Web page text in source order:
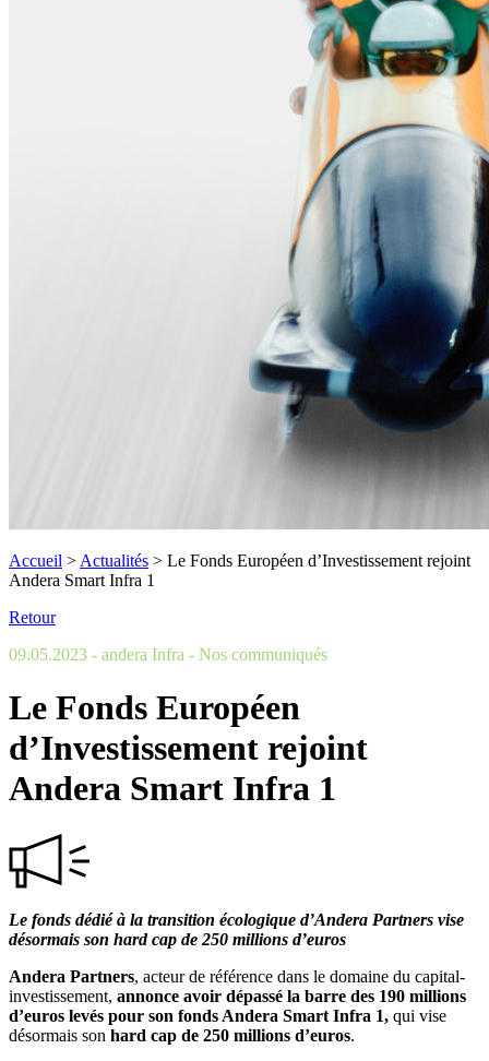
Accueil > Actualités > Le Fonds Européen d’Investissement rejoint
Andera Smart Infra 1
Retour
09.05.2023 - andera Infra - Nos communiqués
Le Fonds Européen
d’Investissement rejoint
Andera Smart Infra 1
Le fonds dédié à la transition écologique d’Andera Partners vise
désormais son hard cap de 250 millions d’euros
Andera Partners, acteur de référence dans le domaine du capital-
investissement, annonce avoir dépassé la barre des 190 millions
d’euros levés pour son fonds Andera Smart Infra 1, qui vise
désormais son hard cap de 250 millions d’euros.